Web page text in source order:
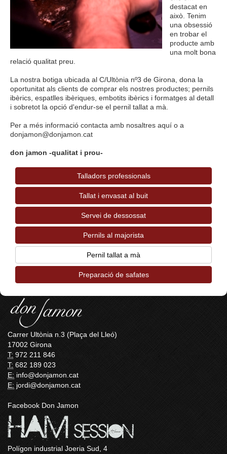
destacat en
això. Tenim
una obsessió
en trobar el
producte amb
una molt bona
relació qualitat preu.
La nostra botiga ubicada al C/Ultònia nº3 de Girona, dona la
oportunitat als clients de comprar els nostres productes; pernils
ibèrics, espatlles ibèriques, embotits ibèrics i formatges al detall
i sobretot la opció d'endur-se el pernil tallat a mà.
Per a més informació contacta amb nosaltres aquí o a
donjamon@donjamon.cat
don jamon -qualitat i prou-
Talladors professionals
Tallat i envasat al buit
Servei de dessossat
Pernils al majorista
Pernil tallat a mà
Preparació de safates
Carrer Ultònia n.3 (Plaça del Lleó)
17002 Girona
T: 972 211 846
T: 682 189 023
E: info@donjamon.cat
E: jordi@donjamon.cat
Facebook Don Jamon
Polígon industrial Joeria Sud, 4